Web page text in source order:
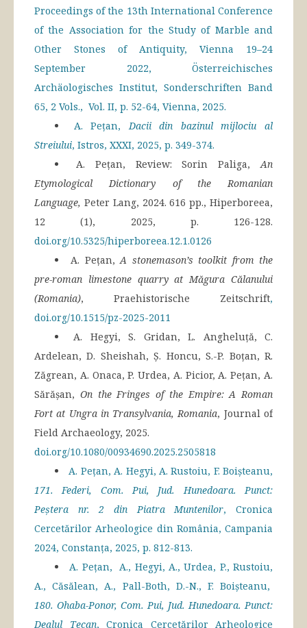
Proceedings of the 13th International Conference
of the Association for the Study of Marble and
Other Stones of Antiquity, Vienna 19–24
September 2022, Österreichisches
Archäologisches Institut, Sonderschriften Band
65, 2 Vols., Vol. II, p. 52-64, Vienna, 2025.
A. Pețan,Dacii din bazinul mijlociu al
Streiului, Istros, XXXI, 2025, p. 349-374.
A. Pețan, Review: Sorin Paliga,An
Etymological Dictionary of the Romanian
Language, Peter Lang, 2024. 616 pp., Hiperboreea,
12 (1), 2025, p. 126-128.
doi.org/10.5325/hiperboreea.12.1.0126
A. Pețan,A stonemason’s toolkit from the
pre-roman limestone quarry at Măgura Călanului
(Romania), Praehistorische Zeitschrift,
doi.org/10.1515/pz-2025-2011
A. Hegyi, S. Gridan, L. Angheluță, C.
Ardelean, D. Sheishah, Ș. Honcu, S.-P. Boțan, R.
Zăgrean, A. Onaca, P. Urdea, A. Picior, A. Pețan, A.
Sărășan, On the Fringes of the Empire: A Roman
Fort at Ungra in Transylvania, Romania, Journal of
Field Archaeology, 2025.
doi.org/10.1080/00934690.2025.2505818
A. Pețan, A. Hegyi, A. Rustoiu, F. Boișteanu,
171.Federi, Com. Pui, Jud. Hunedoara. Punct:
Peștera nr. 2 din Piatra Muntenilor, Cronica
Cercetărilor Arheologice din România, Campania
2024, Constanța, 2025, p. 812-813.
A. Pețan, A., Hegyi, A., Urdea, P., Rustoiu,
A., Căsălean, A., Pall-Both, D.-N., F. Boișteanu,
180. Ohaba-Ponor, Com. Pui, Jud. Hunedoara. Punct:
Dealul Tecan, Cronica Cercetărilor Arheologice